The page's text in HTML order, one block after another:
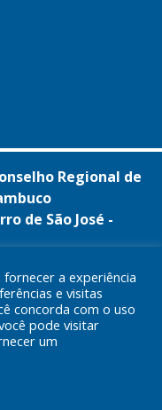
Regional de
de São José -
à sexta das 8h
a experiência
e visitas
concorda com o uso
pode visitar
um